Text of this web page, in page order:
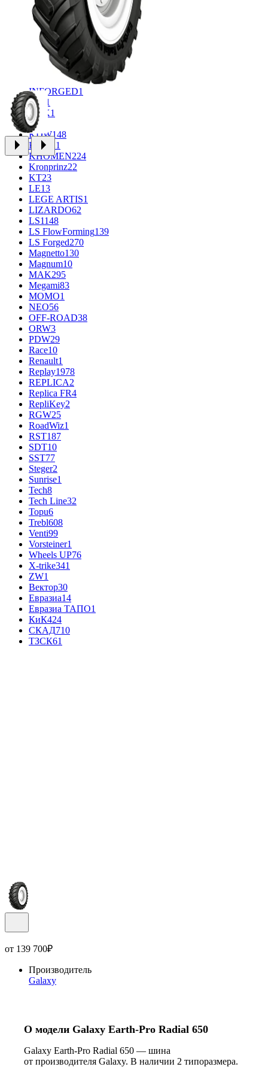
CROSS_STREET30
Eurodisk1
FF34
GR71
Grizzly3
1004
iFree Original
53
INFORGED1
IVR
1
K&K1
K7
KDW148
Keskin 1
KHOMEN224
Kronprinz22
KT23
LE13
LEGE ARTIS1
LIZARDO62
LS1148
LS FlowForming139
LS Forged270
Magnetto130
Magnum10
MAK295
Megami83
MOMO1
NEO56
OFF-ROAD38
ORW3
PDW29
Race10
Renault1
Replay1978
REPLICA2
Replica FR4
RepliKey2
RGW25
RoadWiz1
RST187
SDT10
SST77
Steger2
Sunrise1
Tech8
Tech Line32
Topu6
Trebl608
Venti99
Vorsteiner1
Wheels UP76
X-trike341
ZW1
Вектор30
Евразиа14
Евразиа ТАПО1
КиК424
СКАД710
ТЗСК61
от 139 700₽
Производитель
Galaxy
О модели Galaxy Earth-Pro Radial 650
Galaxy Earth-Pro Radial 650 — шина
от производителя Galaxy. В наличии 2 типоразмера.